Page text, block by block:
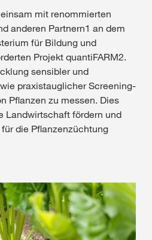
mit renommierten
anderen Partnern1 an dem
für Bildung und
Projekt quantiFARM2.
sensibler und
praxistauglicher Screening-
Pflanzen zu messen. Dies
Landwirtschaft fördern und
die Pflanzenzüchtung